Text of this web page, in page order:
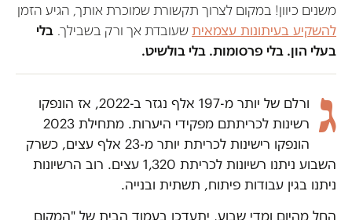
משנים כיוון! במקום לצרוך תקשורת שמוכרת אותך, הגיע הזמן
להשקיע בעיתונות עצמאיתשעובדת אך ורק בשבילך. בלי
בעלי הון. בלי פרסומות. בלי בולשיט.
ג
ורלם של יותר מ-197 אלף נגזר ב-2022, אז הונפקו
רשינות לכריתתם מפקידי היערות. מתחילת 2023
הונפקו רישינות לכריתת יותר מ-23 אלף עצים, כשרק
השבוע ניתנו רשיונות לכריתת 1,320 עצים. רוב הרשיונות
ניתנו בגין עבודות פיתוח, תשתית ובנייה.
החל מהיום ומדי שבוע, יתעדכן בעמוד הבית של "המקום